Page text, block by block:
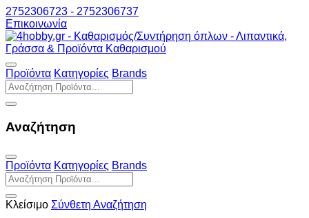
2752306723 - 2752306737
Επικοινωνία
Προϊόντα Κατηγορίες Brands
Αναζήτηση
Προϊόντα Κατηγορίες Brands
Κλείσιμο Σύνθετη Αναζήτηση